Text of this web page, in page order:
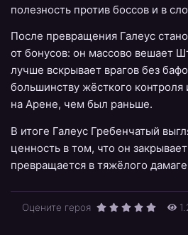
полезность против боссов и в
После превращения Галеус
от бонусов: он массово вешает
лучше вскрывает врагов без
большинству жёсткого контроля
на Арене, чем был раньше.
В итоге Галеус Гребенчатый
ценность в том, что он
превращается в тяжёлого
Оцените героя